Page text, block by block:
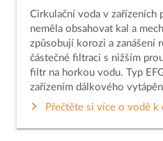
Cirkulační voda v zařízeních
neměla obsahovat kal a
způsobují korozi a zanášení
částečné filtraci s nižším
filtr na horkou vodu. Typ
zařízením dálkového
Přečtěte si více o vodě k